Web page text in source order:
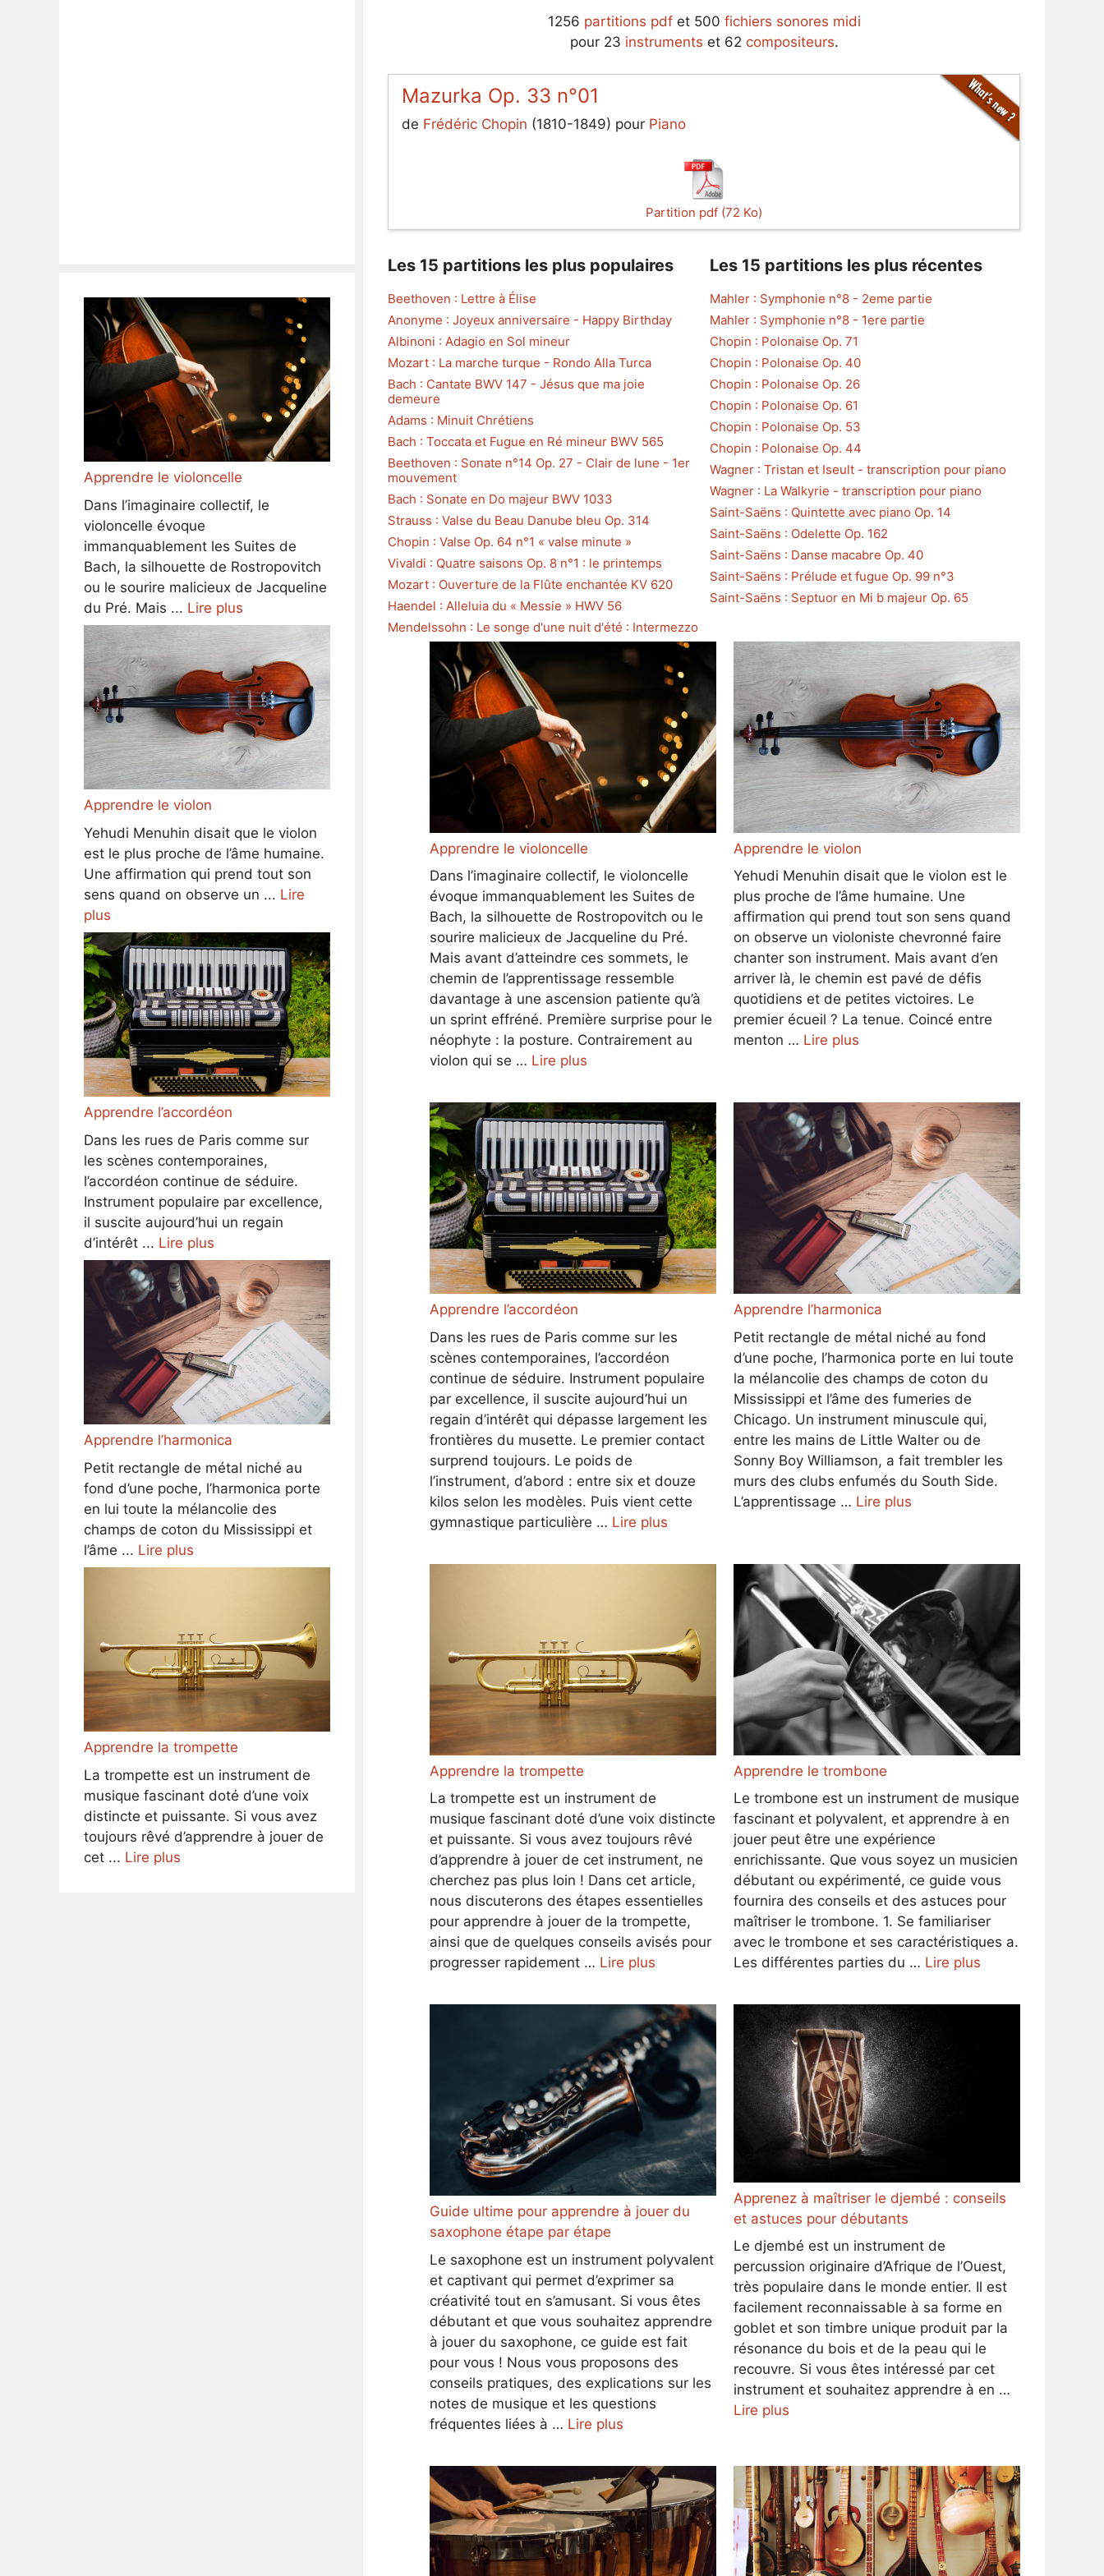
1256 partitions pdfet 500 fichiers sonores midi
pour 23 instruments et 62 compositeurs.
Mazurka Op. 33 n°01
de Frédéric Chopin (1810-1849) pour Piano
Partition pdf (72 Ko)
Les 15 partitions les plus populaires
Beethoven : Lettre à Élise
Anonyme : Joyeux anniversaire - Happy Birthday
Albinoni : Adagio en Sol mineur
Mozart : La marche turque - Rondo Alla Turca
Bach : Cantate BWV 147 - Jésus que ma joie
demeure
Adams : Minuit Chrétiens
Bach : Toccata et Fugue en Ré mineur BWV 565
Beethoven : Sonate n°14 Op. 27 - Clair de lune - 1er
mouvement
Bach : Sonate en Do majeur BWV 1033
Strauss : Valse du Beau Danube bleu Op. 314
Chopin : Valse Op. 64 n°1 « valse minute »
Vivaldi : Quatre saisons Op. 8 n°1 : le printemps
Mozart : Ouverture de la Flûte enchantée KV 620
Haendel : Alleluia du « Messie » HWV 56
Mendelssohn : Le songe d'une nuit d'été : Intermezzo
Les 15 partitions les plus récentes
Mahler : Symphonie n°8 - 2eme partie
Mahler : Symphonie n°8 - 1ere partie
Chopin : Polonaise Op. 71
Chopin : Polonaise Op. 40
Chopin : Polonaise Op. 26
Chopin : Polonaise Op. 61
Chopin : Polonaise Op. 53
Chopin : Polonaise Op. 44
Wagner : Tristan et Iseult - transcription pour piano
Wagner : La Walkyrie - transcription pour piano
Saint-Saëns : Quintette avec piano Op. 14
Saint-Saëns : Odelette Op. 162
Saint-Saëns : Danse macabre Op. 40
Saint-Saëns : Prélude et fugue Op. 99 n°3
Saint-Saëns : Septuor en Mi b majeur Op. 65
Apprendre le violoncelle
Dans l’imaginaire collectif, le violoncelle
évoque immanquablement les Suites de
Bach, la silhouette de Rostropovitch ou le
sourire malicieux de Jacqueline du Pré.
Mais avant d’atteindre ces sommets, le
chemin de l’apprentissage ressemble
davantage à une ascension patiente qu’à
un sprint effréné. Première surprise pour le
néophyte : la posture. Contrairement au
violon qui se … Lire plus
Apprendre le violon
Yehudi Menuhin disait que le violon est le
plus proche de l’âme humaine. Une
affirmation qui prend tout son sens quand
on observe un violoniste chevronné faire
chanter son instrument. Mais avant d’en
arriver là, le chemin est pavé de défis
quotidiens et de petites victoires. Le
premier écueil ? La tenue. Coincé entre
menton … Lire plus
Apprendre l’accordéon
Dans les rues de Paris comme sur les
scènes contemporaines, l’accordéon
continue de séduire. Instrument populaire
par excellence, il suscite aujourd’hui un
regain d’intérêt qui dépasse largement les
frontières du musette. Le premier contact
surprend toujours. Le poids de
l’instrument, d’abord : entre six et douze
kilos selon les modèles. Puis vient cette
gymnastique particulière … Lire plus
Apprendre l’harmonica
Petit rectangle de métal niché au fond
d’une poche, l’harmonica porte en lui toute
la mélancolie des champs de coton du
Mississippi et l’âme des fumeries de
Chicago. Un instrument minuscule qui,
entre les mains de Little Walter ou de
Sonny Boy Williamson, a fait trembler les
murs des clubs enfumés du South Side.
L’apprentissage … Lire plus
Apprendre la trompette
La trompette est un instrument de
musique fascinant doté d’une voix distincte
et puissante. Si vous avez toujours rêvé
d’apprendre à jouer de cet instrument, ne
cherchez pas plus loin ! Dans cet article,
nous discuterons des étapes essentielles
pour apprendre à jouer de la trompette,
ainsi que de quelques conseils avisés pour
progresser rapidement … Lire plus
Apprendre le trombone
Le trombone est un instrument de musique
fascinant et polyvalent, et apprendre à en
jouer peut être une expérience
enrichissante. Que vous soyez un musicien
débutant ou expérimenté, ce guide vous
fournira des conseils et des astuces pour
maîtriser le trombone. 1. Se familiariser
avec le trombone et ses caractéristiques a.
Les différentes parties du … Lire plus
Guide ultime pour apprendre à jouer du
saxophone étape par étape
Le saxophone est un instrument polyvalent
et captivant qui permet d’exprimer sa
créativité tout en s’amusant. Si vous êtes
débutant et que vous souhaitez apprendre
à jouer du saxophone, ce guide est fait
pour vous ! Nous vous proposons des
conseils pratiques, des explications sur les
notes de musique et les questions
fréquentes liées à … Lire plus
Apprenez à maîtriser le djembé : conseils
et astuces pour débutants
Le djembé est un instrument de
percussion originaire d’Afrique de l’Ouest,
très populaire dans le monde entier. Il est
facilement reconnaissable à sa forme en
goblet et son timbre unique produit par la
résonance du bois et de la peau qui le
recouvre. Si vous êtes intéressé par cet
instrument et souhaitez apprendre à en …
Lire plus
Apprendre le violoncelle
Dans l’imaginaire collectif, le
violoncelle évoque
immanquablement les Suites de
Bach, la silhouette de Rostropovitch
ou le sourire malicieux de Jacqueline
du Pré. Mais ... Lire plus
Apprendre le violon
Yehudi Menuhin disait que le violon
est le plus proche de l’âme humaine.
Une affirmation qui prend tout son
sens quand on observe un ... Lire
plus
Apprendre l’accordéon
Dans les rues de Paris comme sur
les scènes contemporaines,
l’accordéon continue de séduire.
Instrument populaire par excellence,
il suscite aujourd’hui un regain
d’intérêt ... Lire plus
Apprendre l’harmonica
Petit rectangle de métal niché au
fond d’une poche, l’harmonica porte
en lui toute la mélancolie des
champs de coton du Mississippi et
l’âme ... Lire plus
Apprendre la trompette
La trompette est un instrument de
musique fascinant doté d’une voix
distincte et puissante. Si vous avez
toujours rêvé d’apprendre à jouer de
cet ... Lire plus